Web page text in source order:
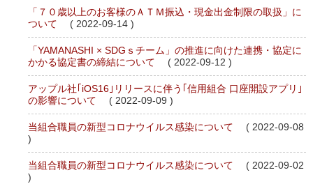
「７０歳以上のお客様のＡＴＭ振込・現金出金制限の取扱」に
ついて
( 2022-09-14 )
「YAMANASHI × SDGｓチーム」の推進に向けた連携・協定に
かかる協定書の締結について
( 2022-09-12 )
アップル社｢iOS16｣リリースに伴う｢信用組合 口座開設アプリ｣
の影響について
( 2022-09-09 )
当組合職員の新型コロナウイルス感染について
( 2022-09-08
)
当組合職員の新型コロナウイルス感染について
( 2022-09-02
)